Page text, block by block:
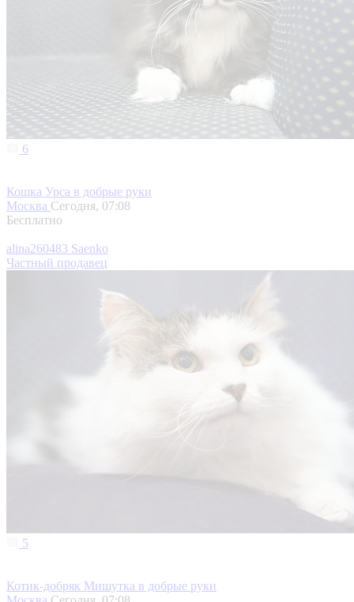
6
Кошка Урса в добрые руки
Москва Сегодня, 07:08
Бесплатно
alina260483 Saenko
Частный продавец
5
Котик-добряк Мишутка в добрые руки